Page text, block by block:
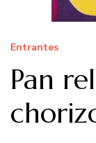
Entrantes
Pan